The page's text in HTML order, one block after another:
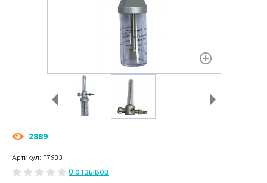
2889
Артикул: F7933
0 отзывов